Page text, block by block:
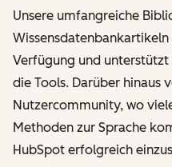
Unsere umfangreiche
Verfügung und unterstützt
die Tools. Darüber hinaus
Nutzercommunity, wo
Methoden zur Sprache
HubSpot erfolgreich